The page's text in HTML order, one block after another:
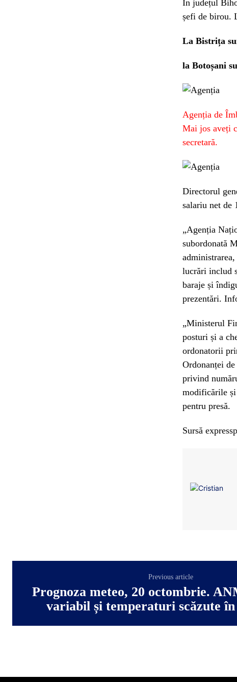
În județul
șefi de birou.
La Bistrița
la Botoșani
Agenția de
Mai jos aveți
secretară.
Directorul
salariu net de
„Agenția
subordonată
lucrări includ
baraje și
prezentări.
„Ministerul
posturi și a
ordonatorii
Ordonanței
privind
modificările
pentru presă.
Sursă
Previous article
Prognoza meteo, 20 octombrie.
variabil și temperaturi scăzute